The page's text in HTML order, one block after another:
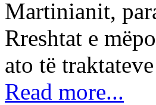
Martinianit,
Rreshtat e
ato të
Read more...